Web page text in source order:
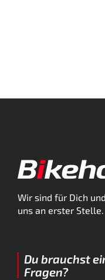
Wir sind für Dich
uns an erster Stelle.
Du brauchst
Fragen?